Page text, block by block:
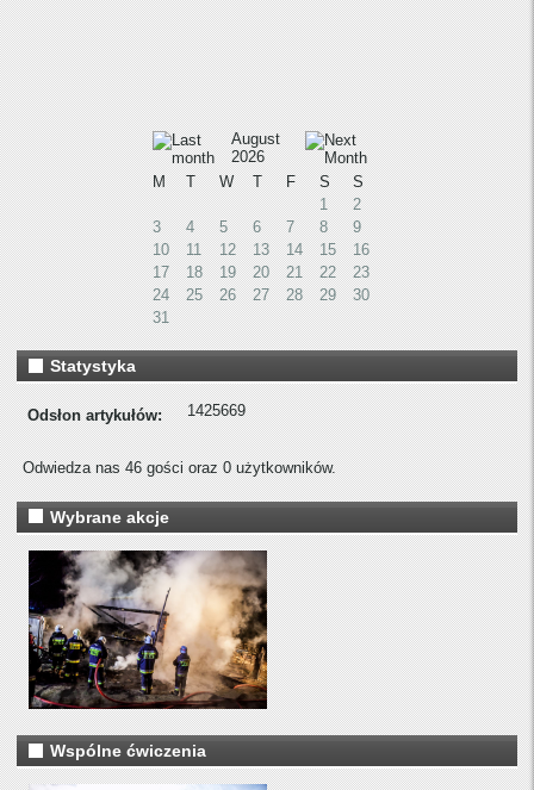
August
2026
M
T W T F S
S
1
2
3
4 5 6 7 8
9
10
11 12 13 14 15
16
17
18 19 20 21 22
23
24
25 26 27 28 29
30
31
Statystyka
Odsłon artykułów: 1425669
Odwiedza nas 46 gości oraz 0 użytkowników.
Wybrane akcje
Wspólne ćwiczenia